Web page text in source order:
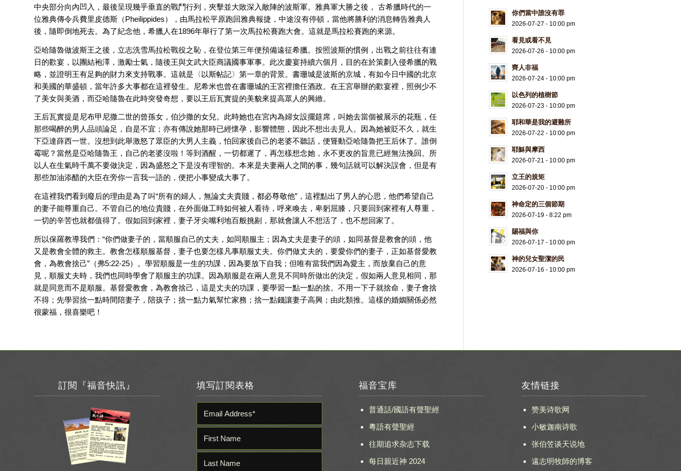
中央部分向內凹入，最後呈現幾乎垂直的戰鬥行列，夾擊並大敗深入敵陣的波斯軍。雅典軍大勝之後， 古希臘時代的一
位雅典傳令兵費里皮德斯（Pheilippides），由馬拉松平原跑回雅典報捷，中途沒有停頓，當他將勝利的消息轉告雅典人
後，隨即倒地死去。為了紀念他，希臘人在1896年舉行了第一次馬拉松賽跑大會。這就是馬拉松賽跑的來源。
亞哈隨魯做波斯王之後，立志洗雪馬拉松戰役之恥，在登位第三年便預備遠征希臘。按照波斯的慣例，出戰之前往往有連
日的歡宴，以團結袍澤，激勵士氣，隨後王與文武大臣商議國事軍事。此次慶宴持續六個月，目的在於策劃入侵希臘的戰
略，並證明王有足夠的財力來支持戰事。這就是〈以斯帖記〉第一章的背景。書珊城是波斯的京城，有如今日中國的北京
和美國的華盛頓，當年許多大事都在這裡發生。尼希米也曾在書珊城的王宮裡擔任酒政。在王宮舉辦的歡宴裡，照例少不
了美女與美酒，而亞哈隨魯在此時突發奇想，要以王后瓦實提的美貌來提高眾人的興緻。
王后瓦實提是尼布甲尼撒二世的曾孫女，伯沙撒的女兒。此時她也在宮內為婦女設擺筵席，叫她去當個被展示的花瓶，任
那些喝醉的男人品頭論足，自是不宜；亦有傳說她那時已經懷孕，影響體態，因此不想出去見人。因為她被貶不久，就生
下亞達薛西一世。沒想到此舉激怒了眾臣的大男人主義，怕回家後自己的老婆不聽話，便聳動亞哈隨魯把王后休了。誰倒
霉呢？當然是亞哈隨魯王，自己的老婆沒啦！等到酒醒，一切都遲了，再怎樣想念她，永不更改的旨意已經無法挽回。所
以人在生氣時千萬不要做決定，因為盛怒之下是沒有理智的。本來是夫妻兩人之間的事，幾句話就可以解決誤會，但是有
那些加油添醋的大臣在旁你一言我一語的，便把小事變成大事了。
在這裡我們看到廢后的理由是為了叫“所有的婦人，無論丈夫貴賤，都必尊敬他”，這裡點出了男人的心思，他們希望自己
的妻子能尊重自己。不管自己的地位貴賤，在外面做工時如何被人看待，呼來喚去，卑躬屈膝，只要回到家裡有人尊重，
一切的辛苦也就都值得了。假如回到家裡，妻子牙尖嘴利地百般挑剔，那就會讓人不想活了，也不想回家了。
所以保羅教導我們：“你們做妻子的，當順服自己的丈夫，如同順服主；因為丈夫是妻子的頭，如同基督是教會的頭，他
又是教會全體的救主。教會怎樣順服基督，妻子也要怎樣凡事順服丈夫。你們做丈夫的，要愛你們的妻子，正如基督愛教
會，為教會捨己”（弗5:22-25）。學習順服是一生的功課，因為要放下自我；但唯有當我們因為愛主，而放棄自己的意
見，順服丈夫時，我們也同時學會了順服主的功課。因為順服是在兩人意見不同時所做出的決定，假如兩人意見相同，那
就是同意而不是順服。基督愛教會，為教會捨己，這是丈夫的功課，要學習一點一點的捨。不用一下子就捨命，妻子會捨
不得；先學習捨一點時間陪妻子，陪孩子；捨一點力氣幫忙家務；捨一點錢讓妻子高興；由此類推。這樣的婚姻關係必然
很蒙福，很喜樂吧！
你們當中誰沒有罪
2026-07-27 - 10:00 pm
看見或看不見
2026-07-26 - 10:00 pm
齊人非福
2026-07-24 - 10:00 pm
以色列的植樹節
2026-07-23 - 10:00 pm
耶和華是我的避難所
2026-07-22 - 10:00 pm
耶穌與摩西
2026-07-21 - 10:00 pm
立王的規矩
2026-07-20 - 10:00 pm
神命定的三個節期
2026-07-19 - 8:22 pm
賜福與你
2026-07-17 - 10:00 pm
神的兒女聖潔的民
2026-07-16 - 10:00 pm
訂閱『福音快訊』 填写訂閱表格 福音宝库
普通話/國語有聲聖經
粵語有聲聖經
往期追求杂志下载
每日親近神 2024
友情链接
赞美诗歌网
小敏迦南诗歌
张伯笠谈天说地
遠志明牧師的博客